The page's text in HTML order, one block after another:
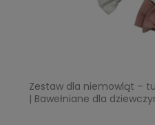
Zestaw dla niemowląt –
| Bawełniane dla